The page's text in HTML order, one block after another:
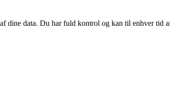
dine data. Du har fuld kontrol og kan til enhver tid